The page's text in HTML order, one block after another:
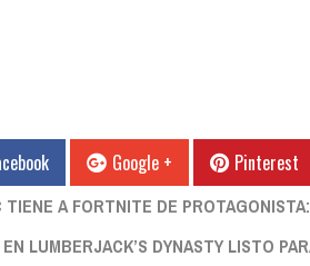
Google + Pinterest
TIENE A FORTNITE DE
LUMBERJACK’S DYNASTY LISTO